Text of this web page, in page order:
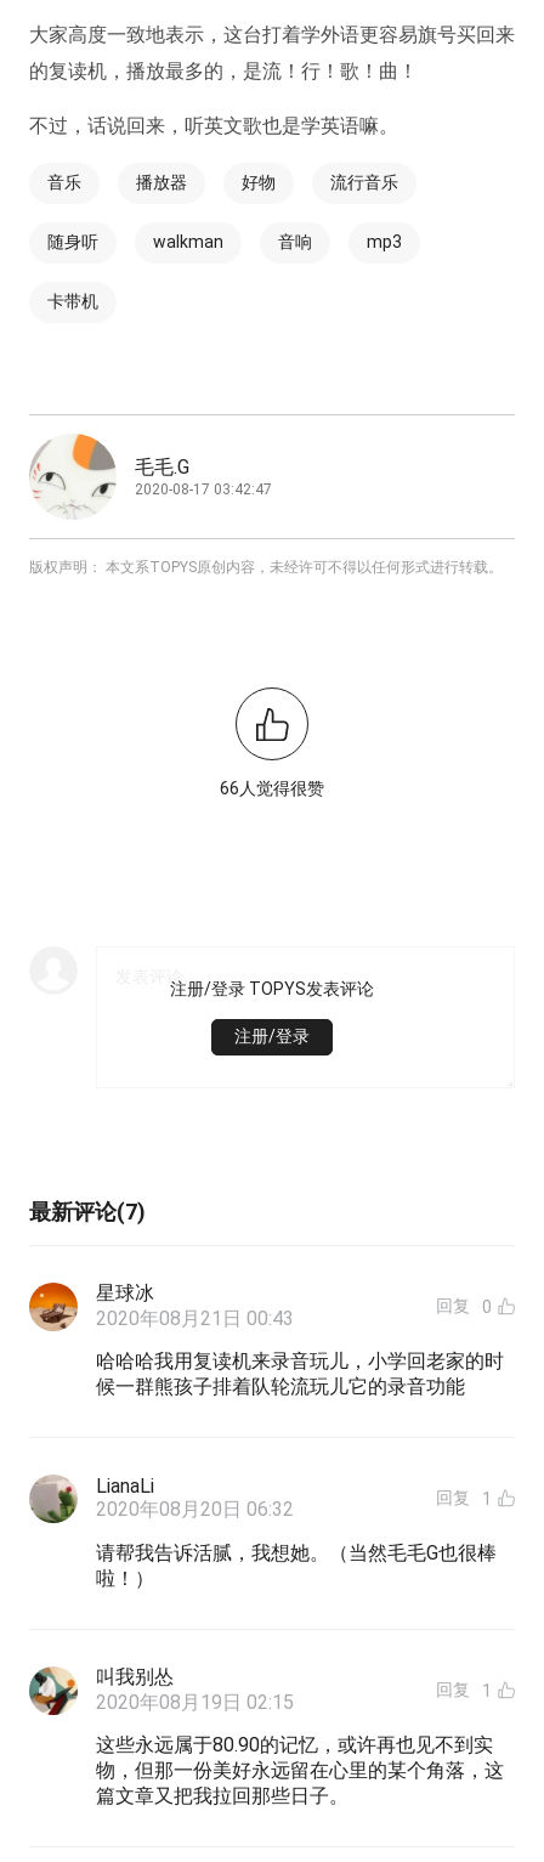
大家高度一致地表示，这台打着学外语更容易旗号买回来
的复读机，播放最多的，是流！行！歌！曲！
不过，话说回来，听英文歌也是学英语嘛。
音乐 播放器 好物 流行音乐
随身听 walkman 音响 mp3
卡带机
毛毛.G
2020-08-17 03:42:47
版权声明： 本文系TOPYS原创内容，未经许可不得以任何形式进行转载。
66人觉得很赞
注册/登录 TOPYS发表评论
注册/登录
最新评论(7)
星球冰
2020年08月21日 00:43
回复 0
哈哈哈我用复读机来录音玩儿，小学回老家的时
候一群熊孩子排着队轮流玩儿它的录音功能
LianaLi
2020年08月20日 06:32
回复 1
请帮我告诉活腻，我想她。（当然毛毛G也很棒
啦！）
叫我别怂
2020年08月19日 02:15
回复 1
这些永远属于80.90的记忆，或许再也见不到实
物，但那一份美好永远留在心里的某个角落，这
篇文章又把我拉回那些日子。